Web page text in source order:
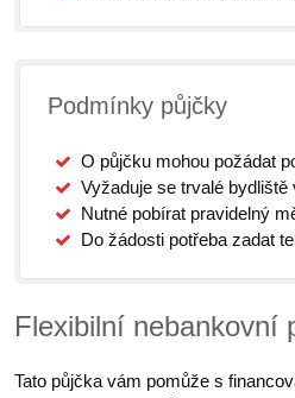
Podmínky půjčky
O půjčku mohou požádat
Vyžaduje se trvalé bydliště
Nutné pobírat pravidelný
Do žádosti potřeba zadat
Flexibilní nebankovní
Tato půjčka vám pomůže s